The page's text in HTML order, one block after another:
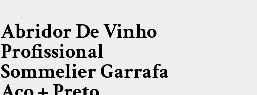
Abridor De Vinho
Profissional
Sommelier Garrafa